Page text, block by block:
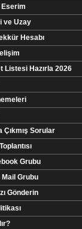
Eserim
ve Uzay
Hesabı
Listesi Hazırla 2026
Çıkmış Sorular
Grubu
Grubu
Gönderin